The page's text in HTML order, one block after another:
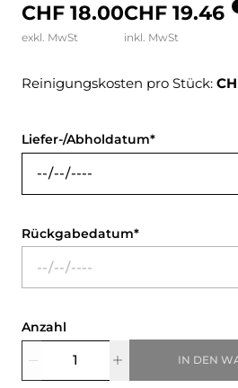
CHF 18.00
exkl. MwSt
CHF 19.46
inkl. MwSt
Reinigungskosten pro Stück:
Liefer-/Abholdatum
Rückgabedatum
Anzahl
IN DEN